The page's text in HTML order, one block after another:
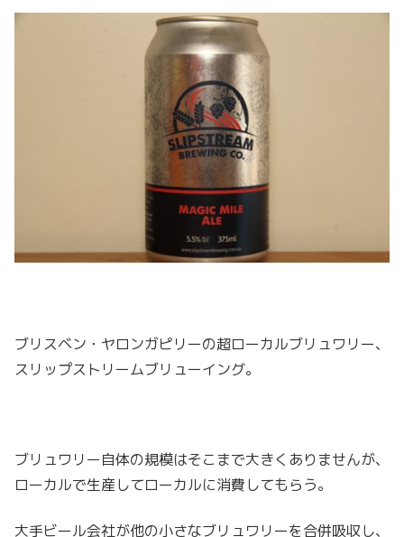
ブリスベン・ヤロンガピリーの超ローカルブリュワリー、
スリップストリームブリューイング。
ブリュワリー自体の規模はそこまで大きくありませんが、
ローカルで生産してローカルに消費してもらう。
大手ビール会社が他の小さなブリュワリーを合併吸収し、